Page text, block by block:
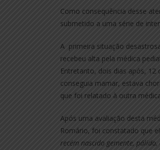
Como consequência desse
submetido a uma série de
A primeira situação
recebeu alta pela médica
Entretanto, dois dias após,
conseguia mamar, estava
que foi relatado à outra
Após uma avaliação desta
Romário, foi constatado que
recém nascido gemente, pálido,